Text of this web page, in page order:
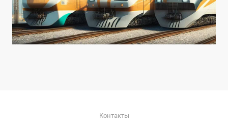
Контакты